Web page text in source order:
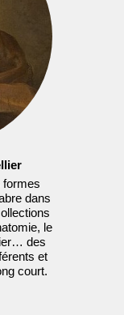
formes
dans
le
des
et
court.